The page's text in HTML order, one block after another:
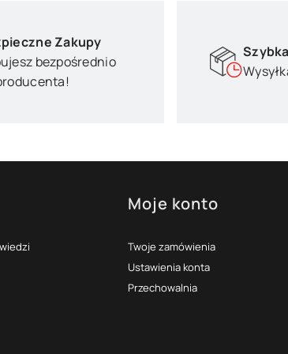
Zakupy
bezpośrednio
Moje konto
Twoje zamówienia
Ustawienia konta
Przechowalnia